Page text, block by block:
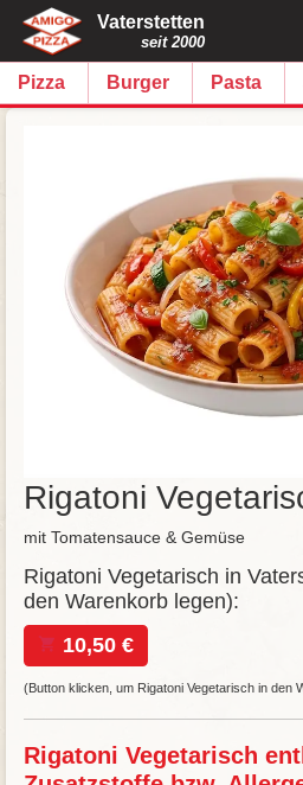
Vaterstetten
seit 2000
Pizza Burger Pasta
Rigatoni
mit Tomatensauce & Gemüse
Rigatoni Vegetarisch in
den Warenkorb legen):
10,50 €
(Button klicken, um Rigatoni Vegetarisch in den
Rigatoni Vegetarisch